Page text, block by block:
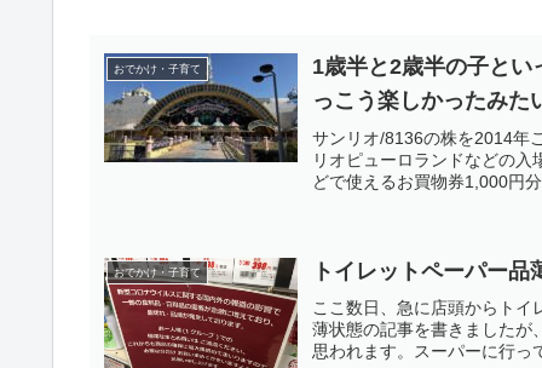
おでかけ・子育て
1歳半と2歳半の子と
っこう楽しかったみた
サンリオ/8136の株を2014年
リオピューロランドなどの
どで使えるお買物券1,000円
おでかけ・子育て トイレットペーパー品
ここ数日、急に店頭からトイ
薄状態の記事を書きましたが
思われます。スーパーに行っ